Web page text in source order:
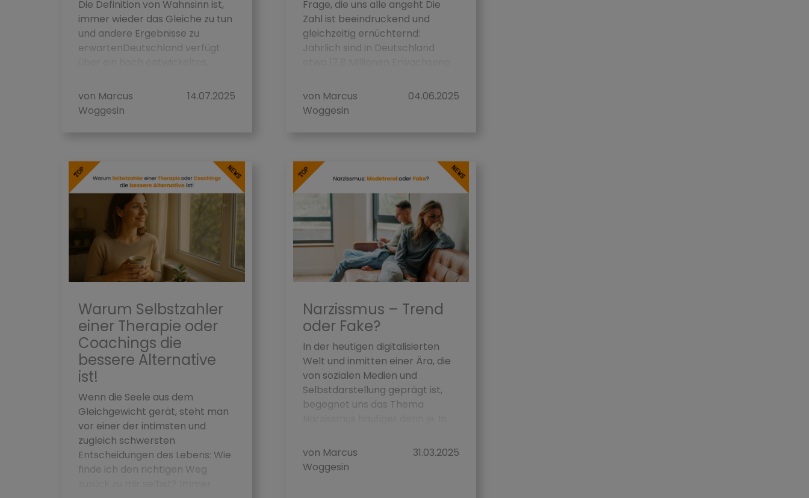
Die Definition von Wahnsinn ist,
immer wieder das Gleiche zu tun
und andere Ergebnisse zu
erwartenDeutschland verfügt
von Marcus
Woggesin
14.07.2025
Frage, die uns alle angeht Die
Zahl ist beeindruckend und
gleichzeitig ernüchternd:
Jährlich sind in Deutschland
von Marcus
Woggesin
04.06.2025
Warum Selbstzahler
einer Therapie oder
Coachings die
bessere Alternative
ist!
Wenn die Seele aus dem
Gleichgewicht gerät, steht man
vor einer der intimsten und
zugleich schwersten
Entscheidungen des Lebens: Wie
finde ich den richtigen Weg
Narzissmus – Trend
oder Fake?
In der heutigen digitalisierten
Welt und inmitten einer Ära, die
von sozialen Medien und
Selbstdarstellung geprägt ist,
begegnet uns das Thema
von Marcus
Woggesin
31.03.2025